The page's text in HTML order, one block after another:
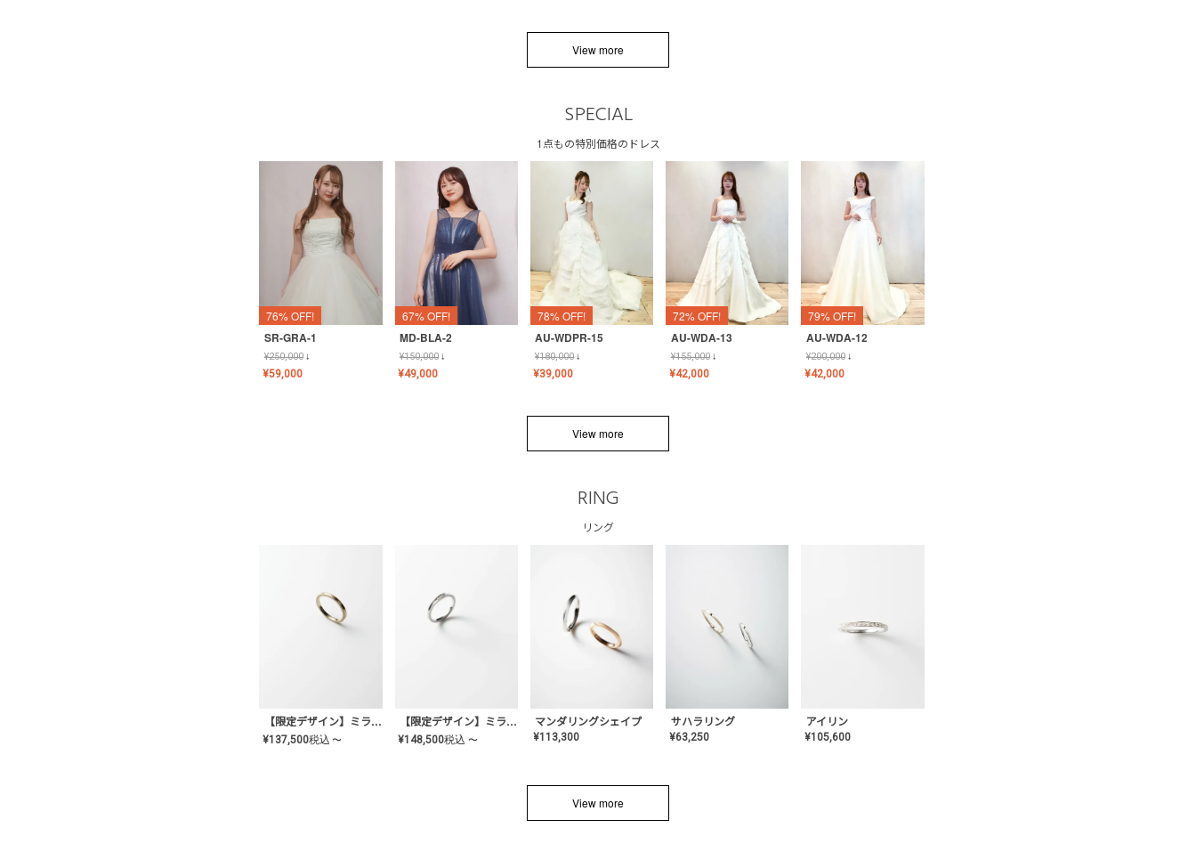
View more
SPECIAL
1点もの特別価格のドレス
76% OFF!
SR-GRA-1
¥250,000↓
¥59,000
67% OFF!
MD-BLA-2
¥150,000↓
¥49,000
78% OFF!
AU-WDPR-15
¥180,000↓
¥39,000
72% OFF!
AU-WDA-13
¥155,000↓
¥42,000
79% OFF!
AU-WDA-12
¥200,000↓
¥42,000
View more
RING
リング
【限定デザイン】ミライ(mill-ai)リング
¥137,500税込 〜
【限定デザイン】ミライ(mill-ai)リング
¥148,500税込 〜
マンダリングシェイプ
¥113,300
サハラリング
¥63,250
アイリン
¥105,600
View more